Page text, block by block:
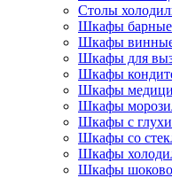
Столы
Шкафы барные
Шкафы
Шкафы для
Шкафы
Шкафы
Шкафы
Шкафы с
Шкафы со
Шкафы
Шкафы